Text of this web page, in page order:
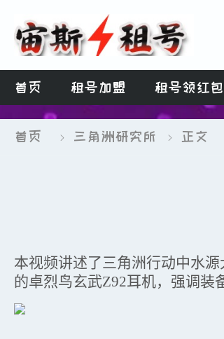
首页 租号加盟 租号领红包
首页  三角洲研究所  正文
本视频讲述了三角洲行动中水
的卓烈鸟玄武Z92耳机，强调装